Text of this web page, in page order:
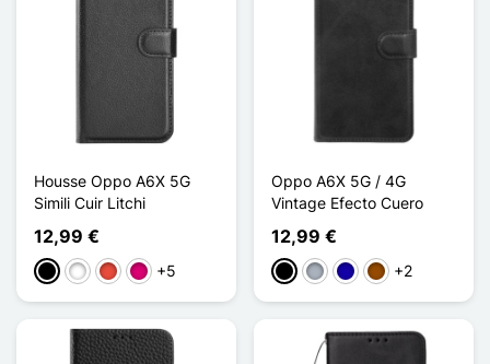
Housse Oppo A6X 5G
Simili Cuir Litchi
12,99 €
NegroBlancoRojoMagenta
+5
Oppo A6X 5G / 4G
Vintage Efecto Cuero
12,99 €
NegroGris Azul oscuro
Marrón
+2